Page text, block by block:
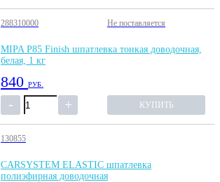
288310000 Не поставляется
MIPA P85 Finish шпатлевка тонкая доводочная,
белая, 1 кг
840 РУБ.
КУПИТЬ
130855
CARSYSTEM ELASTIC шпатлевка
полиэфирная доводочная